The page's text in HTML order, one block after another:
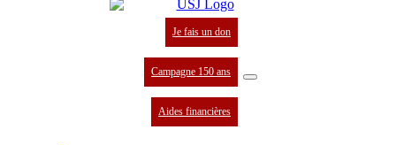
Je fais un don
Campagne 150 ans
Aides financières